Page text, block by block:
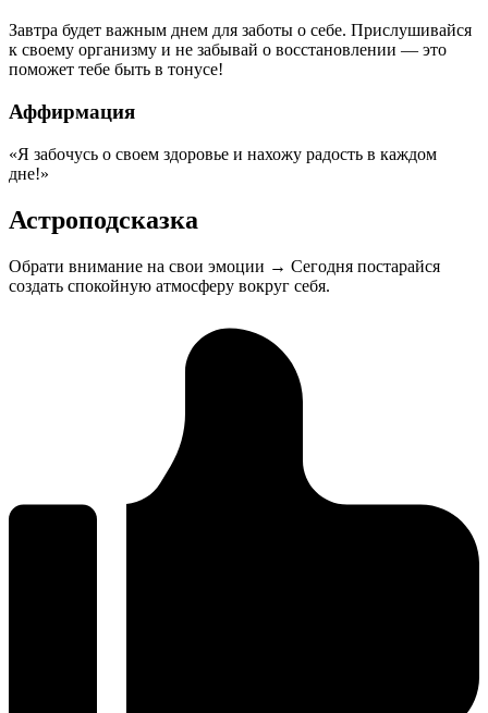
Завтра будет важным днем для заботы о себе. Прислушивайся
к своему организму и не забывай о восстановлении — это
поможет тебе быть в тонусе!
Аффирмация
«Я забочусь о своем здоровье и нахожу радость в каждом
дне!»
Астроподсказка
Обрати внимание на свои эмоции → Сегодня постарайся
создать спокойную атмосферу вокруг себя.